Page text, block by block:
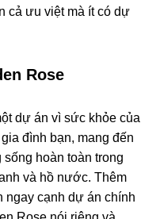
cả ưu việt mà ít có dự
Rose
dự án vì sức khỏe của
đình bạn, mang đến
hoàn toàn trong
và hồ nước. Thêm
ngay cạnh dự án chính